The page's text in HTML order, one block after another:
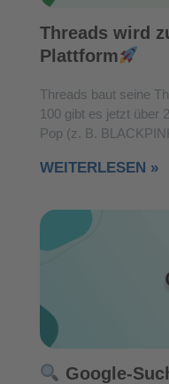
Threads wird
Plattform
Threads baut seine
100 gibt es jetzt über
Pop (z. B.
WEITERLESEN »
Google-